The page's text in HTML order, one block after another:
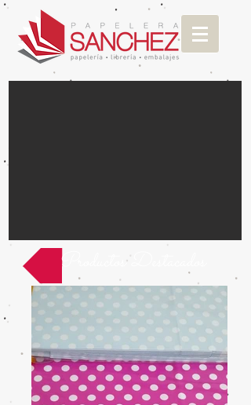
Productos Destacados